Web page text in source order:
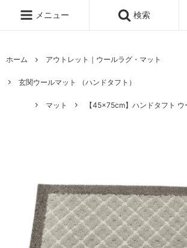
メニュー 検索
ホーム アウトレット｜ウールラグ・マット
玄関ウールマット （ハンドタフト）
マット 【45×75cm】ハンドタフト ウ